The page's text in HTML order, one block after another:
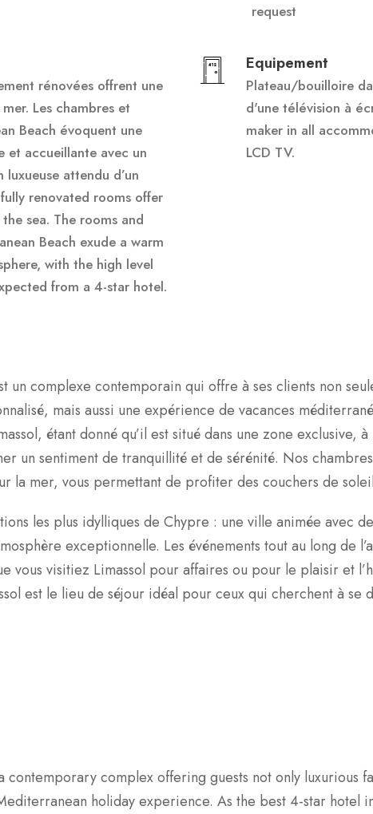
request
rénovées offrent une
Les chambres et
Beach évoquent une
et accueillante avec un
attendu d’un
renovated rooms offer
sea. The rooms and
Beach exude a warm
with the high level
from a 4-star hotel.
Equipement
Plateau/bouilloire
d'une télévision à
maker in all
LCD TV.
un complexe contemporain qui offre à ses clients non
mais aussi une expérience de vacances
étant donné qu’il est situé dans une zone exclusive,
un sentiment de tranquillité et de sérénité. Nos
la mer, vous permettant de profiter des couchers de
les plus idylliques de Chypre : une ville animée avec
exceptionnelle. Les événements tout au long de
vous visitiez Limassol pour affaires ou pour le plaisir et
est le lieu de séjour idéal pour ceux qui cherchent à se
contemporary complex offering guests not only luxurious
holiday experience. As the best 4-star hotel